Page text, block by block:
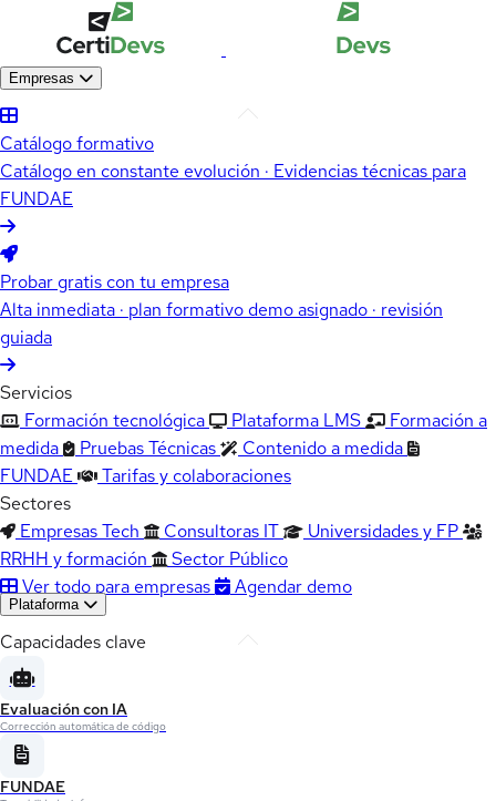
Empresas
Catálogo formativo
Catálogo en constante evolución · Evidencias técnicas para
FUNDAE
Probar gratis con tu empresa
Alta inmediata · plan formativo demo asignado · revisión
guiada
Servicios
Formación tecnológica
Plataforma LMS
Formación a
medida
Pruebas Técnicas
Contenido a medida
FUNDAE
Tarifas y colaboraciones
Sectores
Empresas Tech
Consultoras IT
Universidades y FP
RRHH y formación
Sector Público
Ver todo para empresas
Agendar demo
Plataforma
Capacidades clave
Evaluación con IA
Corrección automática de código
FUNDAE